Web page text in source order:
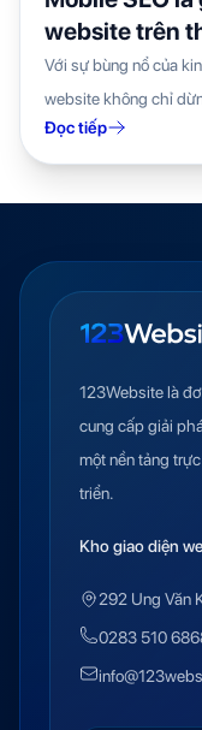
website trên
Với sự bùng nổ của
website không chỉ
Đọc tiếp
123Website là
cung cấp giải
một nền tảng
triển.
Kho giao diện
292 Ung Văn
0283 510